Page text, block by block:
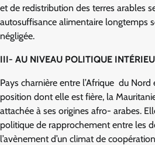
et de redistribution des terres arables
autosuffisance alimentaire longtemps
négligée.
III- AU NIVEAU POLITIQUE
Pays charnière entre l’Afrique du Nord
position dont elle est fière, la
attachée à ses origines afro- arabes.
politique de rapprochement entre les
l’avènement d’un climat de